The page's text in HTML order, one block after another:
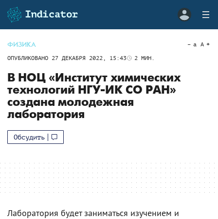
ФИЗИКА
ОПУБЛИКОВАНО 27 ДЕКАБРЯ 2022, 15:43 2 МИН.
a A
В НОЦ «Институт химических
технологий НГУ-ИК СО РАН»
создана молодежная
лаборатория
Обсудить
Лаборатория будет заниматься изучением и